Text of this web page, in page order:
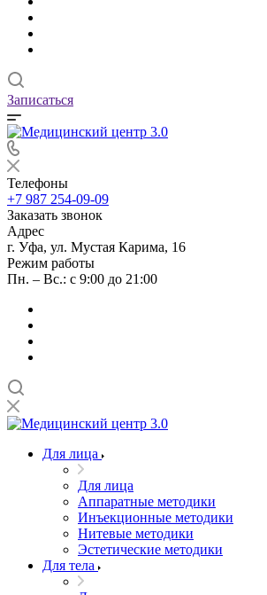
Записаться
Телефоны
+7 987 254-09-09
Заказать звонок
Адрес
г. Уфа, ул. Мустая Карима, 16
Режим работы
Пн. – Вс.: с 9:00 до 21:00
Для лица
Для лица
Аппаратные методики
Инъекционные методики
Нитевые методики
Эстетические методики
Для тела